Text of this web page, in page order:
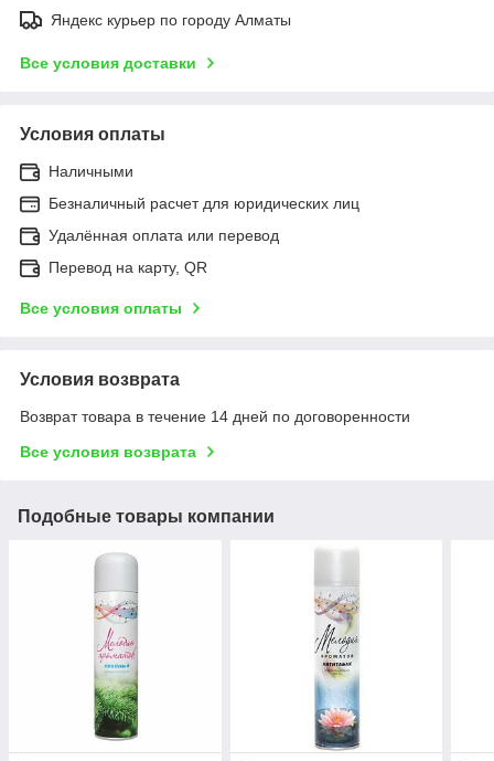
Яндекс курьер по городу Алматы
Все условия доставки
Условия оплаты
Наличными
Безналичный расчет для юридических лиц
Удалённая оплата или перевод
Перевод на карту, QR
Все условия оплаты
Условия возврата
Возврат товара в течение 14 дней по договоренности
Все условия возврата
Подобные товары компании